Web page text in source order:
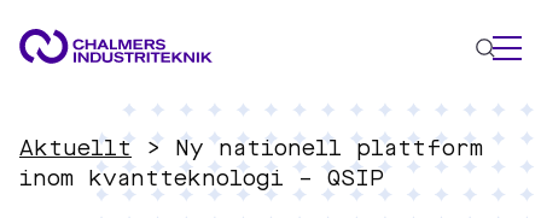
VAD VI GÖR
VÅRA EXPERTOMRÅDEN
Aktuellt >
Ny nationell plattform
inom kvantteknologi – QSIP